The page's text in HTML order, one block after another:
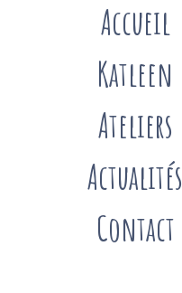
Accueil
Katleen
Ateliers
Actualités
Contact